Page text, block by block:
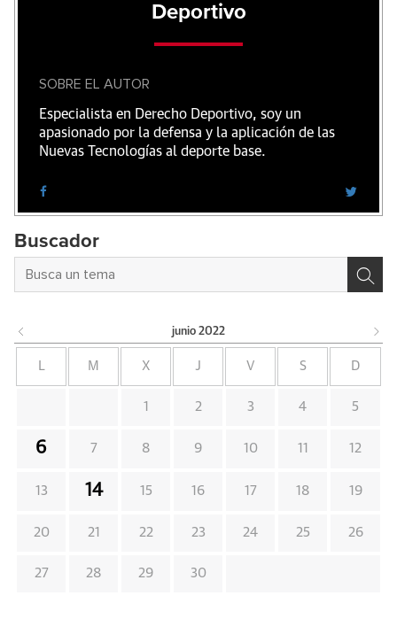
Deportivo
SOBRE EL AUTOR
Especialista en Derecho Deportivo, soy un
apasionado por la defensa y la aplicación de las
Nuevas Tecnologías al deporte base.
Buscador
junio 2022
M X J V S D
1 2 3 4 5
6 7 8 9 10 11 12
13 14 15 16 17 18 19
20 21 22 23 24 25 26
27 28 29 30